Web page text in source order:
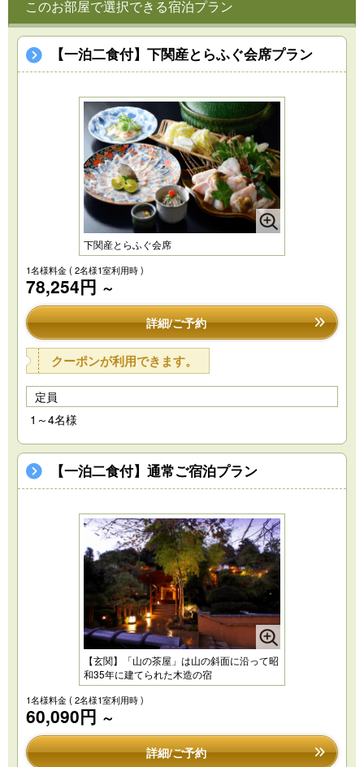
このお部屋で選択できる宿泊プラン
【一泊二食付】下関産とらふぐ会席プラン
下関産とらふぐ会席
1名様料金( 2名様1室利用時 )
78,254円 ～
詳細/ご予約
クーポンが利用できます。
定員
1～4名様
【一泊二食付】通常ご宿泊プラン
【玄関】「山の茶屋」は山の斜面に沿って昭
和35年に建てられた木造の宿
1名様料金( 2名様1室利用時 )
60,090円 ～
詳細/ご予約